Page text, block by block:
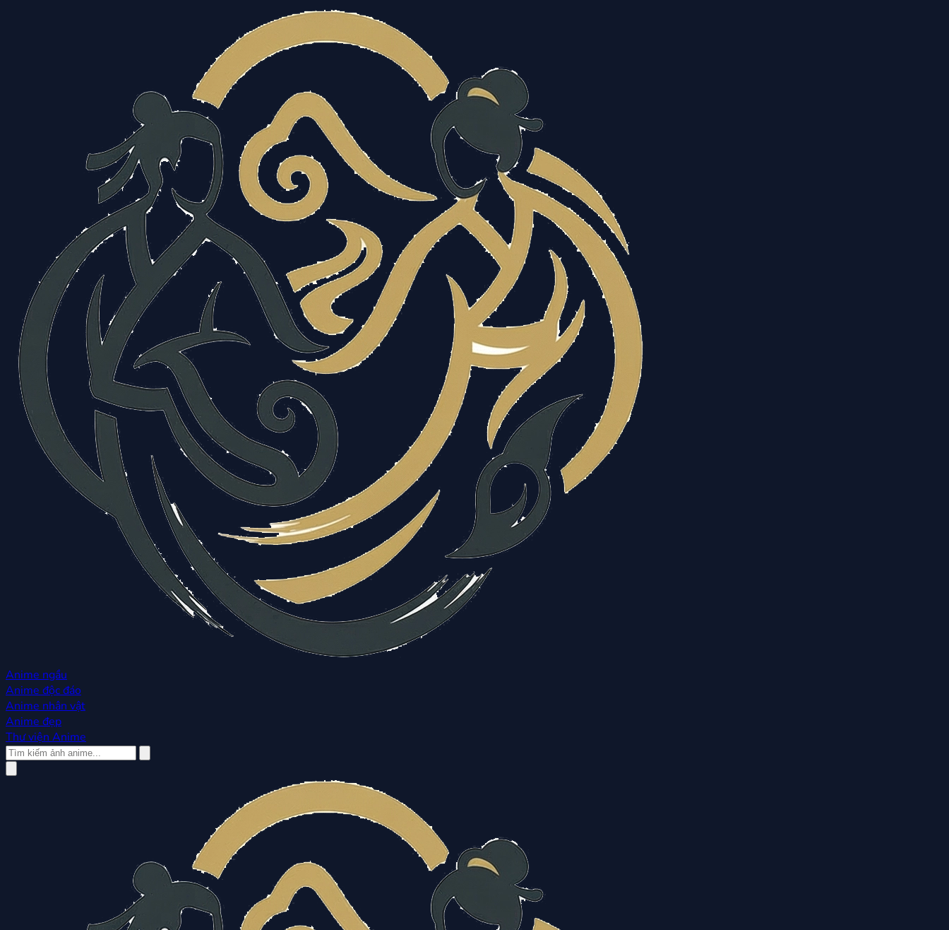
Anime ngầu
Anime độc đáo
Anime nhân vật
Anime đẹp
Thư viện Anime